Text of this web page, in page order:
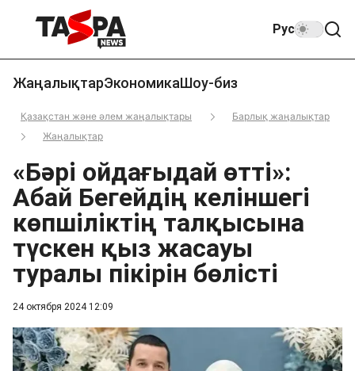
Рус
ЖаңалықтарЭкономикаШоу-биз
Қазақстан және әлем жаңалықтары
Барлық жаңалықтар
Жаңалықтар
24 октября 2024 12:09
«Бәрі ойдағыдай өтті»:
Абай Бегейдің келіншегі
көпшіліктің талқысына
түскен қыз жасауы
туралы пікірін бөлісті